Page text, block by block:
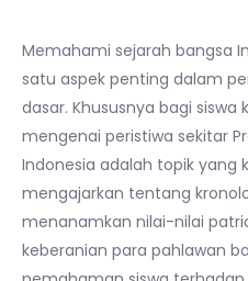
Memahami sejarah bangsa
satu aspek penting dalam
dasar. Khususnya bagi siswa
mengenai peristiwa sekitar
Indonesia adalah topik yang
mengajarkan tentang
menanamkan nilai-nilai
keberanian para pahlawan